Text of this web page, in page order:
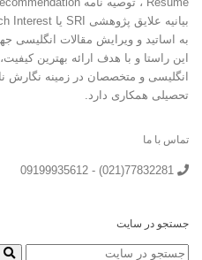
به اساتید و ویرایش مقالات انگلیسی
این راستا و با هدف ارائه بهترین
انگلیسی و متخصصان در زمینه نگارش
تحصیلی همکاری دارد.
تماس با ما
جستجو در سایت